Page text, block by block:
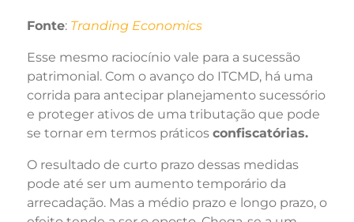
Fonte: Tranding Economics
Esse mesmo raciocínio vale para a sucessão
patrimonial. Com o avanço do ITCMD, há uma
corrida para antecipar planejamento sucessório
e proteger ativos de uma tributação que pode
se tornar em termos práticos confiscatórias.
O resultado de curto prazo dessas medidas
pode até ser um aumento temporário da
arrecadação. Mas a médio prazo e longo prazo, o